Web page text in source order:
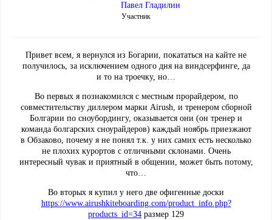
Павел Гладилин
Участник
Привет всем, я вернулся из Богарии, покататься на кайте не
получилось, за исключением одного дня на виндсерфинге, да
и то на троечку, но…
Во первых я познакомился с местным прорайдером, по
совместительству диллером марки Airush, и тренером сборной
Болгарии по сноубордингу, оказывается они (он тренер и
команда болгарских сноурайдеров) каждый ноябрь приезжают
в Обзаково, почему я не понял т.к. у них самих есть несколько
не плохих курортов с отличными склонами. Очень
интересный чувак и приятный в общении, может быть потому,
что…
Во вторых я купил у него две офигенные доски
https://www.airushkiteboarding.com/product_info.php?
products_id=34 размер 129